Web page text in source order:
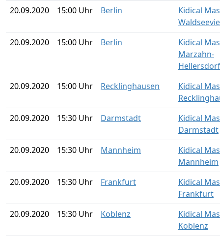
20.09.2020
15:00 Uhr Berlin
Kidical
20.09.2020
15:00 Uhr Berlin
Kidical
Marzahn-
Hellersdorf
20.09.2020
15:00 Uhr Recklinghausen
Kidical
20.09.2020
15:30 Uhr Darmstadt
Kidical
Darmstadt
20.09.2020
15:30 Uhr Mannheim
Kidical
Mannheim
20.09.2020
15:30 Uhr Frankfurt
Kidical
Frankfurt
20.09.2020
15:30 Uhr Koblenz
Kidical
Koblenz